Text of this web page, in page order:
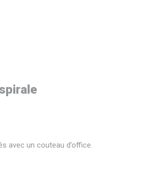
avec un couteau d’office.